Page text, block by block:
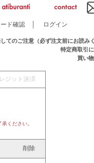
ド確認 ログイン
てのご注意（必ず注文前にお読み
特定商取引
買い
ジット決済
ください。
削除